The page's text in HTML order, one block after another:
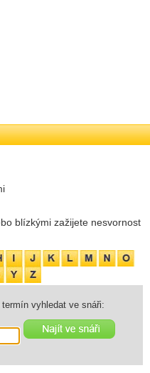
blízkými zažijete nesvornost
vyhledat ve snáři: